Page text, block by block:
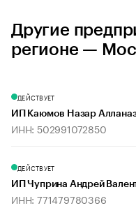
Другие
регионе —
ДЕЙСТВУЕТ
ИП Каюмов Назар
ИНН: 502991072850
ДЕЙСТВУЕТ
ИП Чуприна Андрей
ИНН: 771479780366